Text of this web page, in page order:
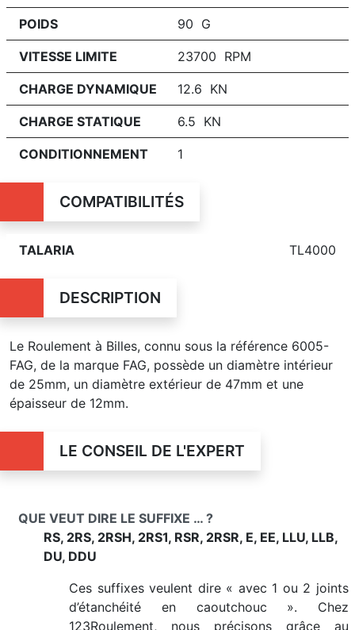
POIDS 90 G
VITESSE LIMITE 23700 RPM
CHARGE DYNAMIQUE 12.6 KN
CHARGE STATIQUE 6.5 KN
CONDITIONNEMENT 1
COMPATIBILITÉS
TALARIA TL4000
DESCRIPTION
Le Roulement à Billes, connu sous la référence 6005-
FAG, de la marque FAG, possède un diamètre intérieur
de 25mm, un diamètre extérieur de 47mm et une
épaisseur de 12mm.
LE CONSEIL DE L'EXPERT
QUE VEUT DIRE LE SUFFIXE … ?
RS, 2RS, 2RSH, 2RS1, RSR, 2RSR, E, EE, LLU, LLB,
DU, DDU
Ces suffixes veulent dire « avec 1 ou 2 joints
d’étanchéité en caoutchouc ». Chez
123Roulement, nous précisons grâce au